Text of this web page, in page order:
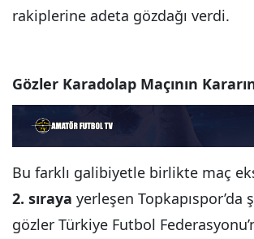
rakiplerine adeta gözdağı verdi.
Gözler Karadolap Maçının
Bu farklı galibiyetle birlikte maç
2. sıraya yerleşen Topkapıspor’da
gözler Türkiye Futbol